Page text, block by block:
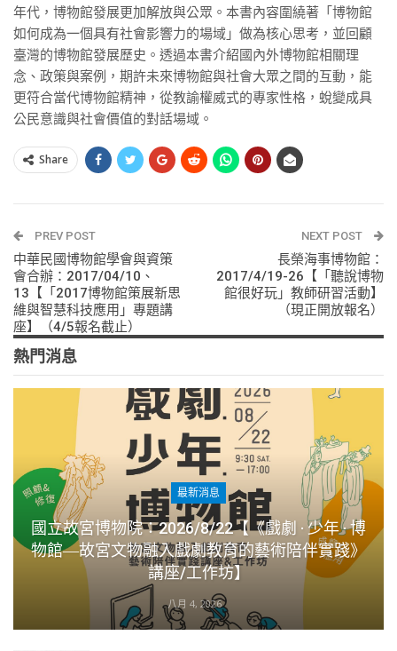
年代，博物館發展更加解放與公眾。本書內容圍繞著「博物館
如何成為一個具有社會影響力的場域」做為核心思考，並回顧
臺灣的博物館發展歷史。透過本書介紹國內外博物館相關理
念、政策與案例，期許未來博物館與社會大眾之間的互動，能
更符合當代博物館精神，從教諭權威式的專家性格，蛻變成具
公民意識與社會價值的對話場域。
Share
PREV POST
中華民國博物館學會與資策
會合辦：2017/04/10、
13【「2017博物館策展新思
維與智慧科技應用」專題講
座】（4/5報名截止）
NEXT POST
長榮海事博物館：
2017/4/19-26【「聽說博物
館很好玩」教師研習活動】
（現正開放報名）
熱門消息
最新消息
國立故宮博物院：2026/8/22【《戲劇 · 少年 · 博
物館―故宮文物融入戲劇教育的藝術陪伴實踐》
講座/工作坊】
八月 4, 2026